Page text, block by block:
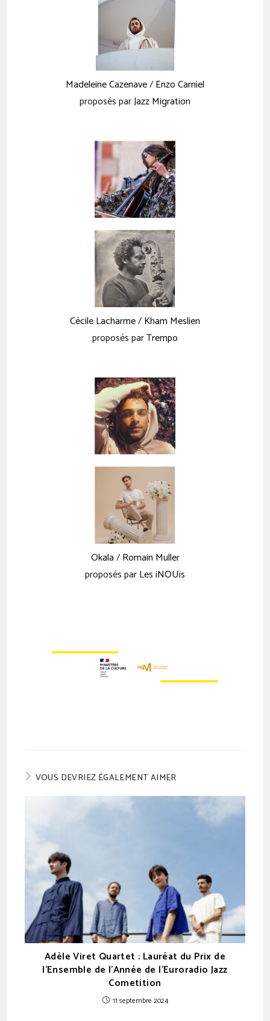
Madeleine Cazenave/Enzo Carniel
proposés parJazz Migration
Cécile Lacharme/Kham Meslien
proposés parTrempo
Okala/Romain Muller
proposés parLes iNOUïs
VOUS DEVRIEZ ÉGALEMENT AIMER
Adèle Viret Quartet : Lauréat du Prix de
l’Ensemble de l’Année de l’Euroradio Jazz
Cometition
11 septembre 2024